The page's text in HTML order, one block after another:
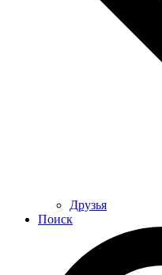
Друзья
Поиск